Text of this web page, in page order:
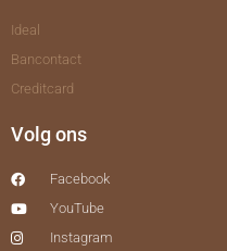
Ideal
Bancontact
Creditcard
Volg ons
Facebook
YouTube
Instagram